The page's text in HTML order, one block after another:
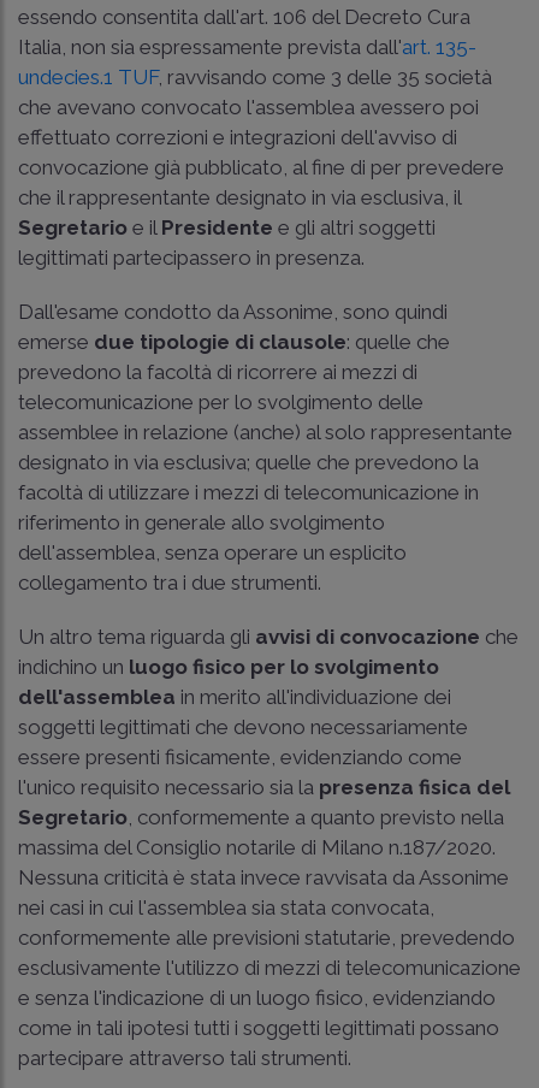
essendo consentita dall'art. 106 del Decreto Cura
Italia, non sia espressamente prevista dall'art. 135-
undecies.1 TUF, ravvisando come 3 delle 35 società
che avevano convocato l'assemblea avessero poi
effettuato correzioni e integrazioni dell'avviso di
convocazione già pubblicato, al fine di per prevedere
che il rappresentante designato in via esclusiva, il
Segretario e il Presidente e gli altri soggetti
legittimati partecipassero in presenza.
Dall'esame condotto da Assonime, sono quindi
emerse due tipologie di clausole: quelle che
prevedono la facoltà di ricorrere ai mezzi di
telecomunicazione per lo svolgimento delle
assemblee in relazione (anche) al solo rappresentante
designato in via esclusiva; quelle che prevedono la
facoltà di utilizzare i mezzi di telecomunicazione in
riferimento in generale allo svolgimento
dell'assemblea, senza operare un esplicito
collegamento tra i due strumenti.
Un altro tema riguarda gli avvisi di convocazione che
indichino un luogo fisico per lo svolgimento
dell'assemblea in merito all'individuazione dei
soggetti legittimati che devono necessariamente
essere presenti fisicamente, evidenziando come
l'unico requisito necessario sia la presenza fisica del
Segretario , conformemente a quanto previsto nella
massima del Consiglio notarile di Milano n.187/2020.
Nessuna criticità è stata invece ravvisata da Assonime
nei casi in cui l'assemblea sia stata convocata,
conformemente alle previsioni statutarie, prevedendo
esclusivamente l'utilizzo di mezzi di telecomunicazione
e senza l'indicazione di un luogo fisico, evidenziando
come in tali ipotesi tutti i soggetti legittimati possano
partecipare attraverso tali strumenti.